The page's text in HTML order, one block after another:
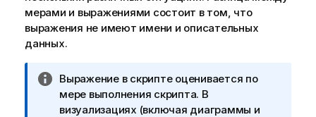
мерами и выражениями состоит в том, что
выражения не имеют имени и описательных
данных.
П
р
и
Выражение в скрипте оценивается по
мере выполнения скрипта. В
визуализациях (включая диаграммы и